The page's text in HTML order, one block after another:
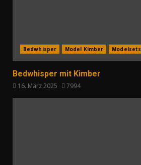
Bedwhisper Model Kimber Modelsets
Bedwhisper mit Kimber
16. März 2025 7994